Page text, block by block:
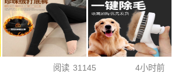
阅读 31145 4小时前